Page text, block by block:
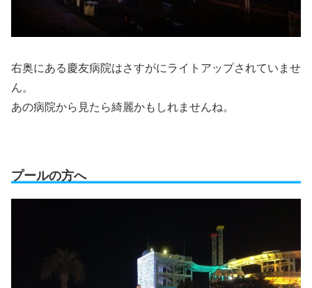
右奥にある慶友病院はさすがにライトアップされていませ
ん。
あの病院から見たら綺麗かもしれませんね。
プールの方へ